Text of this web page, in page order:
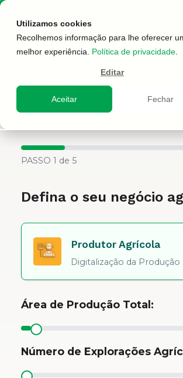
Utilizamos cookies
Recolhemos informação para lhe oferecer
melhor experiência. Política de privacidade
Editar
Aceitar Fechar
Crie o seu
Adicione as soluções que
momento e receba o
PASSO 1 de 5
Defina o seu negócio
Produtor Agrícola
Digitalização da Produção
Área de Produção Total:
Número de Explorações